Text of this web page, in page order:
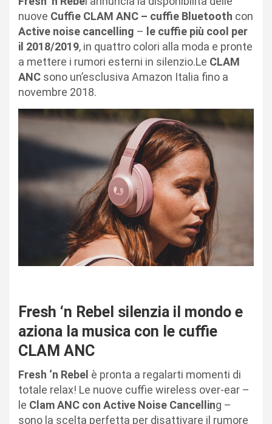
nuove Cuffie CLAM ANC – cuffie Bluetooth con
Active noise cancelling – le cuffie più cool per
il 2018/2019, in quattro colori alla moda e pronte
a mettere i rumori esterni in silenzio.Le CLAM
ANC sono un’esclusiva Amazon Italia fino a
novembre 2018.
Fresh ‘n Rebel silenzia il mondo e
aziona la musica con le cuffie
CLAM ANC
Fresh ‘n Rebel è pronta a regalarti momenti di
totale relax! Le nuove cuffie wireless over-ear –
le Clam ANC con Active Noise Cancelling –
sono la scelta perfetta per disattivare il rumore